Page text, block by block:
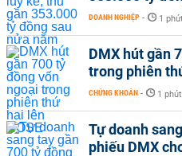
DOANH NGHIỆP - 1
DMX hút gần
trong phiên
CHỨNG KHOÁN - 1
Tự doanh
phiếu DMX